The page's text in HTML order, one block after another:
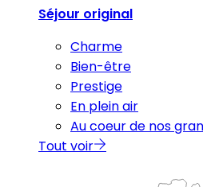
Séjour original
Charme
Bien-être
Prestige
En plein air
Au coeur de nos
Tout voir